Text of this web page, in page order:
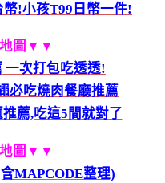
!小孩T99日幣一件!
圖 ▼▼
一次打包吃透透!
必吃燒肉餐廳推薦
薦,吃這5間就對了
圖 ▼▼
MAPCODE整理)